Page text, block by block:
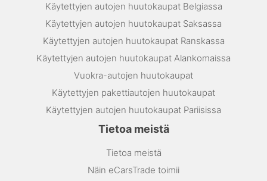
Käytettyjen autojen huutokaupat Belgiassa
Käytettyjen autojen huutokaupat Saksassa
Käytettyjen autojen huutokaupat Ranskassa
Käytettyjen autojen huutokaupat Alankomaissa
Vuokra-autojen huutokaupat
Käytettyjen pakettiautojen huutokaupat
Käytettyjen autojen huutokaupat Pariisissa
Tietoa meistä
Tietoa meistä
Näin eCarsTrade toimii